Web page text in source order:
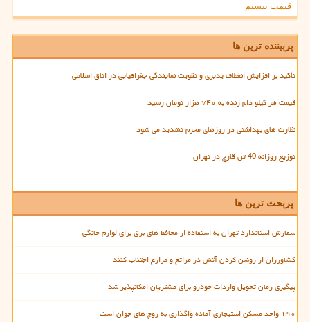
قیمت بیسیم
پربیننده ترین ها
تأکید بر افزایش انعطاف پذیری و تقویت نمایندگی جغرافیایی در اتاق اسلامی
قیمت هر کیلو دام زنده به ۷۴۰ هزار تومان رسید
نظارت های بهداشتی در روزهای محرم تشدید می شود
توزیع روزانه 40 تن قارچ در تهران
پربحث ترین ها
سفارش استاندارد تهران به استفاده از محافظ های برق برای لوازم خانگی
کشاورزان از روشن کردن آتش در مراتع و مزارع اجتناب کنند
پیگیری زمان تحویل واردات خودرو برای مشتریان امکانپذیر شد
۱۹۰ واحد مسکن استیجاری آماده واگذاری به زوج های جوان است